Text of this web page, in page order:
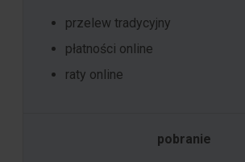
przelew tradycyjny
płatności online
raty online
pobranie